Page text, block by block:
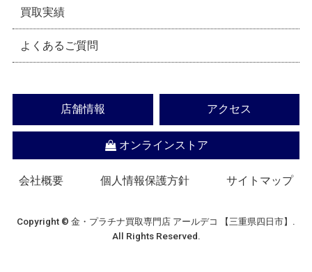
買取実績
よくあるご質問
店舗情報 アクセス
オンラインストア
会社概要 個人情報保護方針 サイトマップ
Copyright © 金・プラチナ買取専門店 アールデコ 【三重県四日市】.
All Rights Reserved.